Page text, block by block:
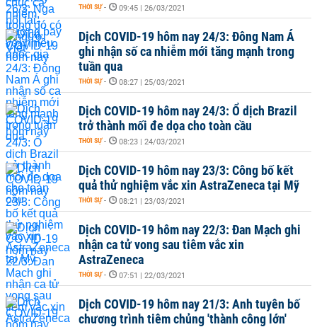
THỜI SỰ - 09:45 | 26/03/2021
Dịch COVID-19 hôm nay 24/3: Đông Nam Á
ghi nhận số ca nhiễm mới tăng mạnh trong
tuần qua
THỜI SỰ - 08:27 | 25/03/2021
Dịch COVID-19 hôm nay 24/3: Ổ dịch Brazil
trở thành mối đe dọa cho toàn cầu
THỜI SỰ - 08:23 | 24/03/2021
Dịch COVID-19 hôm nay 23/3: Công bố kết
quả thử nghiệm vắc xin AstraZeneca tại Mỹ
THỜI SỰ - 08:21 | 23/03/2021
Dịch COVID-19 hôm nay 22/3: Đan Mạch ghi
nhận ca tử vong sau tiêm vắc xin
AstraZeneca
THỜI SỰ - 07:51 | 22/03/2021
Dịch COVID-19 hôm nay 21/3: Anh tuyên bố
chương trình tiêm chủng 'thành công lớn'